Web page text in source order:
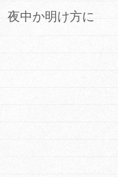
夜中か明け方に